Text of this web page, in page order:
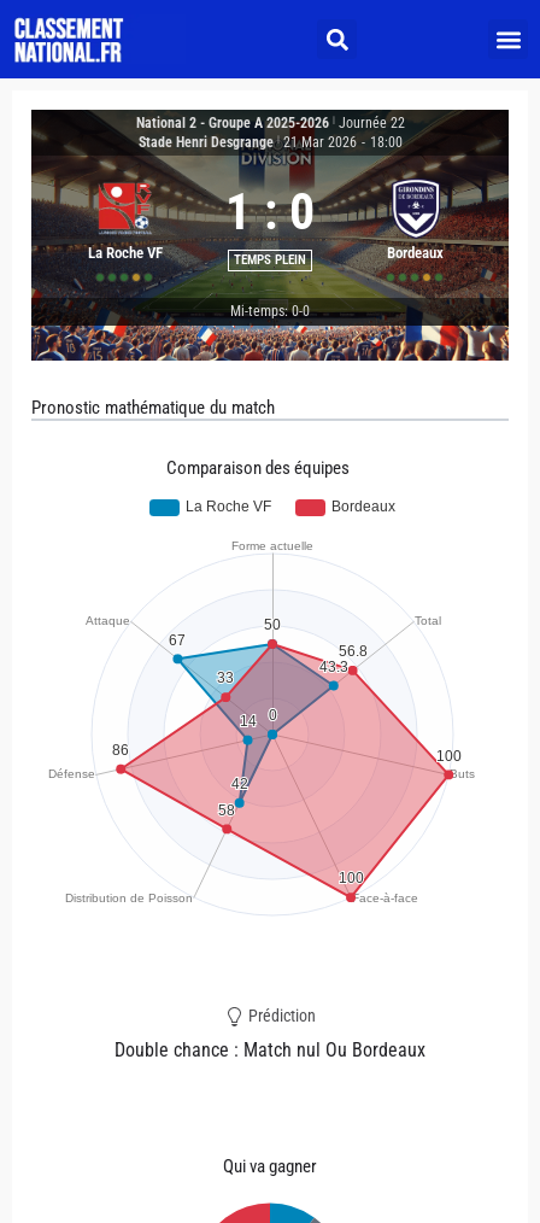
National 2 - Groupe A 2025-2026
Journée 22
Stade Henri Desgrange | 21 Mar 2026 - 18:00
La Roche VF
1 : 0
TEMPS PLEIN Bordeaux
Mi-temps: 0-0
Pronostic mathématique du match
Comparaison des équipes
Prédiction
Double chance : Match nul Ou Bordeaux
Qui va gagner